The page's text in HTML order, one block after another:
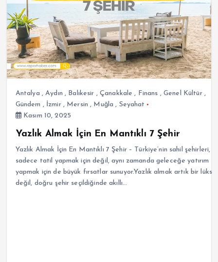
Antalya ,Aydın , Balıkesir , Çanakkale , Finans , Genel Kültür,
Gündem , İzmir, Mersin , Muğla , Seyahat
Kasım 10, 2025
Yazlık Almak İçin En Mantıklı 7 Şehir
Yazlık Almak İçin En Mantıklı 7 Şehir – Türkiye’nin sahil şehirleri,
sadece tatil yapmak için değil, aynı zamanda geleceğe yatırım
yapmak için de büyük fırsatlar sunuyor.Yazlık almak artık bir lüks
değil, doğru şehir seçildiğinde akıllı…